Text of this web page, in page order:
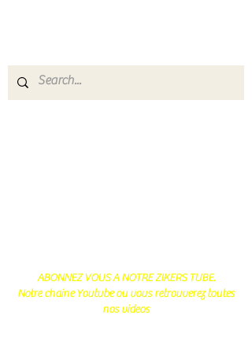
ABONNEZ VOUS A NOTRE ZIKERS TUBE.
Notre chaine Youtube ou vous retrouverez toutes
nos videos